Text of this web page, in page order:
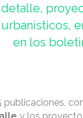
en los
publicaciones,